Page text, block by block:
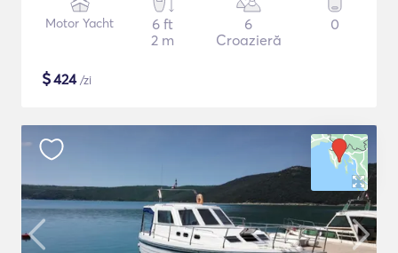
Motor Yacht
6 ft
2 m
6
Croazieră
0
$424/zi